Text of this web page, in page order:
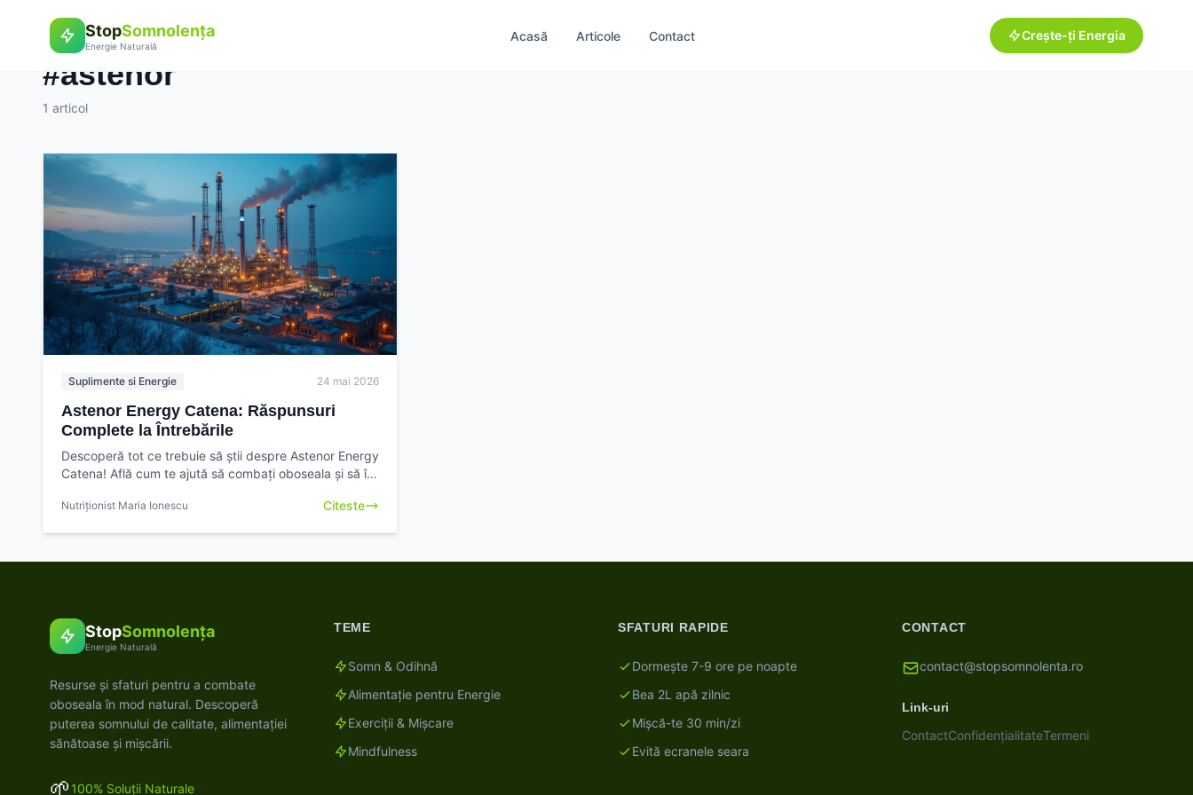
StopSomnolența
Energie Naturală
Acasă Articole Contact Crește-ți Energia
Eticheta
#astenor
1 articol
Suplimente si Energie 24 mai 2026
Astenor Energy Catena: Răspunsuri
Complete la Întrebările
Descoperă tot ce trebuie să știi despre Astenor Energy
Catena! Află cum te ajută să combați oboseala și să îți
Nutriționist Maria Ionescu Citeste
StopSomnolența
Energie Naturală
Resurse și sfaturi pentru a combate
oboseala în mod natural. Descoperă
puterea somnului de calitate, alimentației
sănătoase și mișcării.
🌱 100% Soluții Naturale
TEME
Somn & Odihnă
Alimentație pentru Energie
Exerciții & Mișcare
Mindfulness
SFATURI RAPIDE
Dormește 7-9 ore pe noapte
Bea 2L apă zilnic
Mișcă-te 30 min/zi
Evită ecranele seara
CONTACT
contact@stopsomnolenta.ro
Link-uri
ContactConfidențialitateTermeni